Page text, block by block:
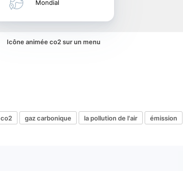
Mondial
Icône animée co2 sur un menu
co2 gaz carbonique la pollution de l'air émission